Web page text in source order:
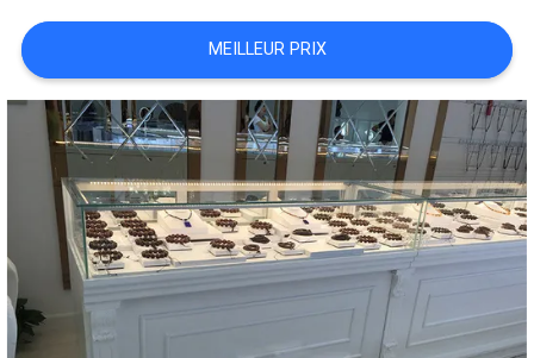
NOUS
DEMANDEZ
UNE
CITATION
PLAN
DU
SITE
MEILLEUR PRIX